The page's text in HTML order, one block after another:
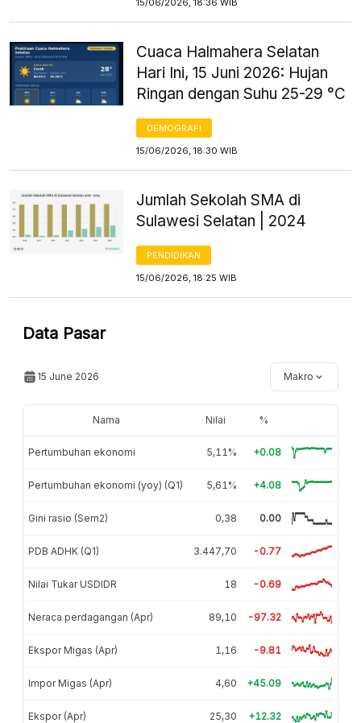
Cuaca Halmahera Selatan
Hari Ini, 15 Juni 2026: Hujan
Ringan dengan Suhu 25-29 °C
DEMOGRAFI
15/06/2026, 18:30 WIB
Jumlah Sekolah SMA di
Sulawesi Selatan | 2024
PENDIDIKAN
15/06/2026, 18:25 WIB
Data Pasar
15 June 2026 Makro
Nama Nilai %
Pertumbuhan ekonomi 5,11% +0.08
Pertumbuhan ekonomi (yoy) (Q1) 5,61% +4.08
Gini rasio (Sem2) 0,38 0.00
PDB ADHK (Q1) 3.447,70 -0.77
Nilai Tukar USDIDR 18 -0.69
Neraca perdagangan (Apr) 89,10 -97.32
Ekspor Migas (Apr) 1,16 -9.81
Impor Migas (Apr) 4,60 +45.09
Ekspor (Apr) 25,30 +12.32